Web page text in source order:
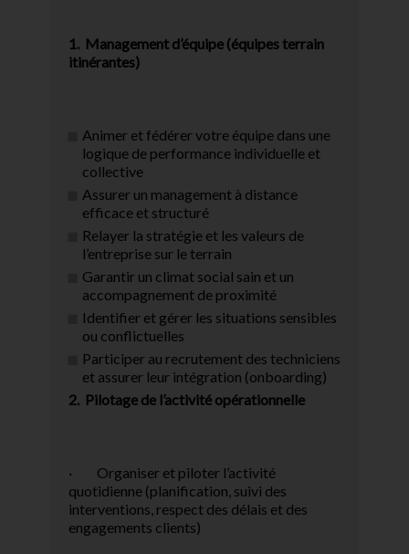
1. Management d’équipe (équipesterrain
itinérantes)
Animer et fédérer votre équipe dans une
logique de performance individuelle et
collective
Assurer un management à distance
efficace et structuré
Relayer la stratégie et les valeurs de
l’entreprise sur le terrain
Garantir un climat social sain et un
accompagnement de proximité
Identifier et gérer les situations sensibles
ou conflictuelles
Participer au recrutement des techniciens
et assurer leur intégration (onboarding)
2. Pilotage de l’activité opérationnelle
· Organiser et piloter l’activité
quotidienne (planification, suivi des
interventions, respect des délais et des
engagements clients)